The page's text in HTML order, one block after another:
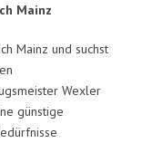
Mainz
Mainz und suchst
Wexler
günstige